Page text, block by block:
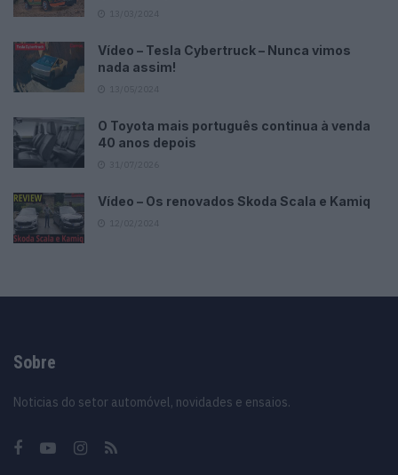
Vídeo – Tesla Cybertruck – Nunca vimos
nada assim!
O Toyota mais português continua à venda
40 anos depois
Vídeo – Os renovados Skoda Scala e Kamiq
Sobre
Noticias do setor automóvel, novidades e ensaios.